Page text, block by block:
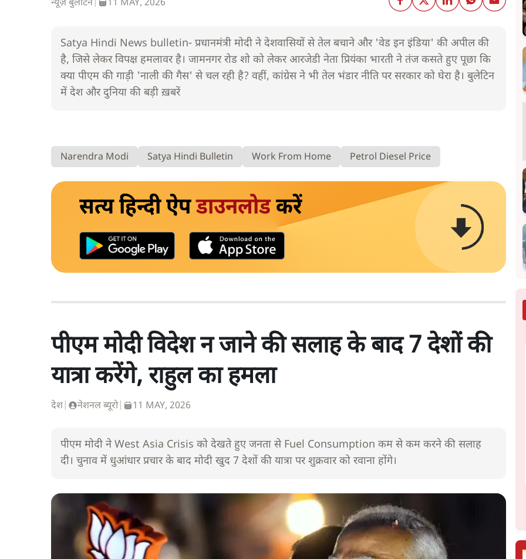
न्यूज़ बुलेटिन| 11 MAY, 2026
Satya Hindi News bulletin- प्रधानमंत्री मोदी ने देशवासियों से तेल बचाने और 'वेड इन इंडिया' की अपील की
है, जिसे लेकर विपक्ष हमलावर है। जामनगर रोड शो को लेकर आरजेडी नेता प्रियंका भारती ने तंज कसते हुए पूछा कि
क्या पीएम की गाड़ी 'नाली की गैस' से चल रही है? वहीं, कांग्रेस ने भी तेल भंडार नीति पर सरकार को घेरा है। बुलेटिन
में देश और दुनिया की बड़ी ख़बरें
Narendra Modi Satya Hindi Bulletin Work From Home Petrol Diesel Price
सत्य हिन्दी ऐपडाउनलोडकरें
पीएम मोदी विदेश न जाने की सलाह के बाद 7 देशों की
यात्रा करेंगे, राहुल का हमला
देश नेशनल ब्यूरो| 11 MAY, 2026
पीएम मोदी ने West Asia Crisis को देखते हुए जनता से Fuel Consumption कम से कम करने की सलाह
दी। चुनाव में धुआंधार प्रचार के बाद मोदी खुद 7 देशों की यात्रा पर शुक्रवार को रवाना होंगे।